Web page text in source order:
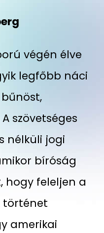
végén élve
legfőbb náci
szövetséges
nélküli jogi
bíróság
hogy feleljen a
történet
amerikai